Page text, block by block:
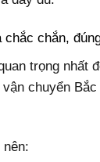
chắc chắn,
trọng nhất
chuyển
nên: